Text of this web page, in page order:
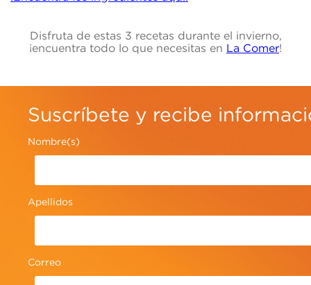
Disfruta de estas 3 recetas durante el invierno,
¡encuentra todo lo que necesitas en La Comer!
Suscríbete y recibe
Nombre(s)
Apellidos
Correo